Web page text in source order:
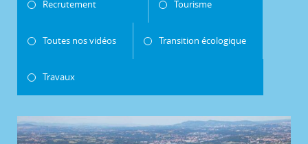
Recrutement Tourisme
Toutes nos vidéos Transition écologique
Travaux